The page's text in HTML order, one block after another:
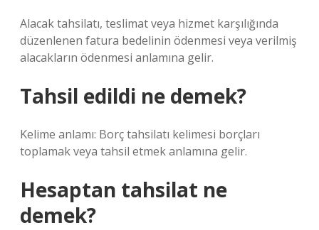
Alacak tahsilatı, teslimat veya hizmet karşılığında
düzenlenen fatura bedelinin ödenmesi veya verilmiş
alacakların ödenmesi anlamına gelir.
Tahsil edildi ne demek?
Kelime anlamı: Borç tahsilatı kelimesi borçları
toplamak veya tahsil etmek anlamına gelir.
Hesaptan tahsilat ne
demek?